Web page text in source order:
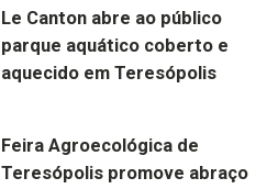
Le Canton abre ao público
parque aquático coberto e
aquecido em Teresópolis
Feira Agroecológica de
Teresópolis promove abraço